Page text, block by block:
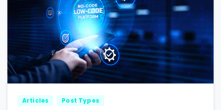
2 1
Articles Post Types